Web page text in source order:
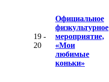
19 -
20
Официальное
физкультурное
мероприятие,
«Мои
любимые
коньки»